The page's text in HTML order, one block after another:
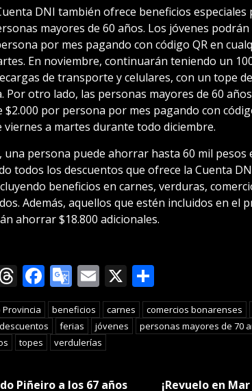
DNI también ofrece beneficios especiales
mayores de 60 años. Los jóvenes
por mes pagando con código QR en
En noviembre, continuarán teniendo un
de transporte y celulares, con un tope
Por otro lado, las personas mayores de 60
$2.000 por persona por mes pagando con
viernes a martes durante todo diciembre.
una persona puede ahorrar hasta 60 mil pesos
todos los descuentos que ofrece la Cuenta
beneficios en carnes, verduras,
Además, aquellos que estén incluidos en el
ahorrar $18.800 adicionales.
Threads
Facebook
Google
Translate
Email
X Compartir
Provincia beneficios carnes comercios bonarenses
descuentos ferias jóvenes personas mayores de 70
topes verdulerías
Piñeiro a los 67 años
¡Revuelo en